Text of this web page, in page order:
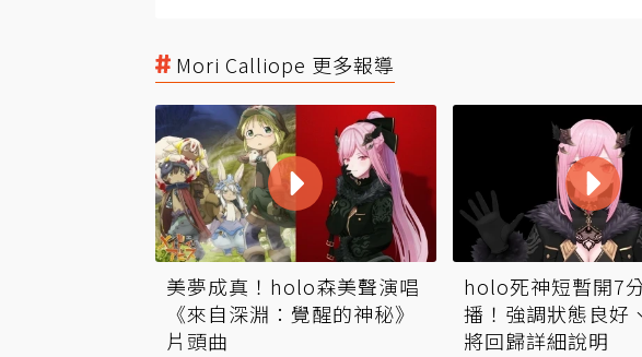
Mori Calliope 更多報導
美夢成真！holo森美聲演唱
《來自深淵：覺醒的神秘》
片頭曲
holo死神短暫開7
播！強調狀態良好
將回歸詳細說明